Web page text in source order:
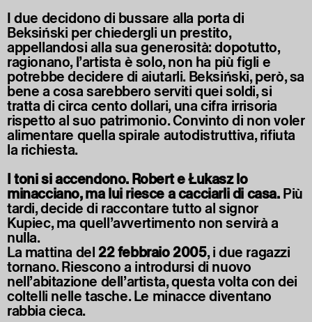
I due decidono di bussare alla porta di
Beksiński per chiedergli un prestito,
appellandosi alla sua generosità: dopotutto,
ragionano, l’artista è solo, non ha più figli e
potrebbe decidere di aiutarli. Beksiński, però, sa
bene a cosa sarebbero serviti quei soldi, si
tratta di circa cento dollari, una cifra irrisoria
rispetto al suo patrimonio. Convinto di non voler
alimentare quella spirale autodistruttiva, rifiuta
la richiesta.
I toni si accendono. Robert e Łukasz lo
minacciano, ma lui riesce a cacciarli di casa.Più
tardi, decide di raccontare tutto al signor
Kupiec, ma quell’avvertimento non servirà a
nulla.
La mattina del22 febbraio 2005, i due ragazzi
tornano. Riescono a introdursi di nuovo
nell’abitazione dell’artista, questa volta con dei
coltelli nelle tasche. Le minacce diventano
rabbia cieca.